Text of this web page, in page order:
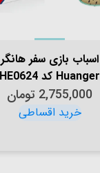
اسباب بازی سفر هانگر
Huanger کد HE0624
2,755,000 تومان